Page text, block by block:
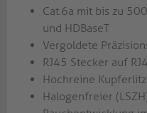
Cat.6a mit bis zu
und HDBaseT
Vergoldete
RJ45 Stecker auf
Hochreine
Halogenfreier